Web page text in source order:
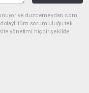
ve duzcemeydan.com
tüm sorumluluğu tek
yönetimi hiçbir şekilde